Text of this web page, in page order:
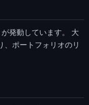
発動しています。 大
ポートフォリオのリ